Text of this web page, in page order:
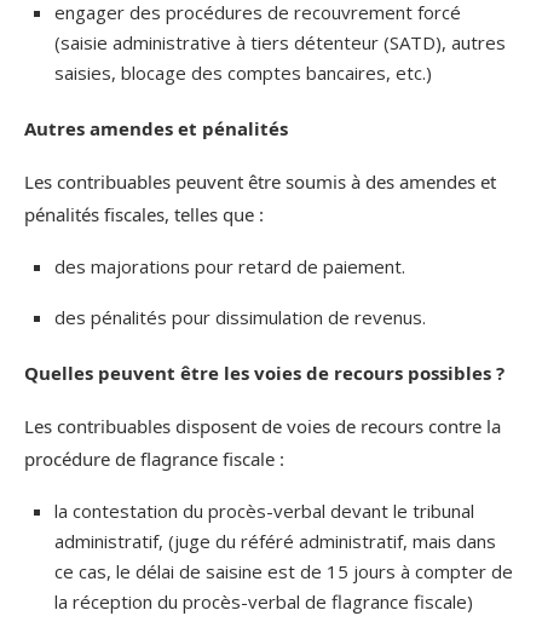
engager des procédures de recouvrement forcé
(saisie administrative à tiers détenteur (SATD), autres
saisies, blocage des comptes bancaires, etc.)
Autres amendes et pénalités
Les contribuables peuvent être soumis à des amendes et
pénalités fiscales, telles que :
des majorations pour retard de paiement.
des pénalités pour dissimulation de revenus.
Quelles peuvent être les voies de recours possibles ?
Les contribuables disposent de voies de recours contre la
procédure de flagrance fiscale :
la contestation du procès-verbal devant le tribunal
administratif, (juge du référé administratif, mais dans
ce cas, le délai de saisine est de 15 jours à compter de
la réception du procès-verbal de flagrance fiscale)